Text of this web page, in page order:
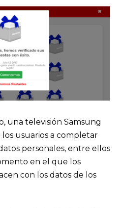
una televisión Samsung
los usuarios a completar
personales, entre ellos
en el que los
con los datos de los